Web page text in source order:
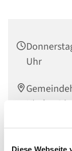
Diese Webseite
Uhr
Kirche,